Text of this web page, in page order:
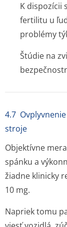
K dispozícii
fertilitu u
problémy
Štúdie na
4.7
stroje
Objektívne
spánku a
žiadne klinicky
10 mg.
Napriek tomu